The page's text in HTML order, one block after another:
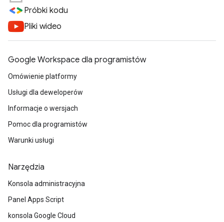
Próbki kodu
Pliki wideo
Google Workspace dla programistów
Omówienie platformy
Usługi dla deweloperów
Informacje o wersjach
Pomoc dla programistów
Warunki usługi
Narzędzia
Konsola administracyjna
Panel Apps Script
konsola Google Cloud